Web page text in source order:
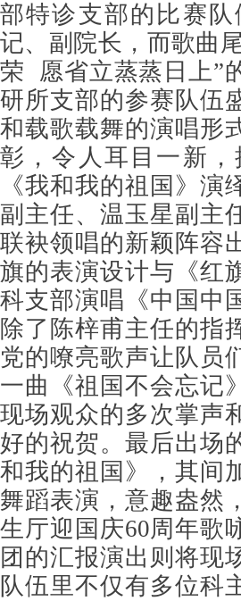
部特诊支部的比赛
记、副院长，而歌曲
荣 愿省立蒸蒸日上”
研所支部的参赛队伍
和载歌载舞的演唱形
彰，令人耳目一新
《我和我的祖国》
副主任、温玉星副主
联袂领唱的新颖阵容
旗的表演设计与《红
科支部演唱《中国中
除了陈梓甫主任的指
党的嘹亮歌声让队员
一曲《祖国不会忘记
现场观众的多次掌声
好的祝贺。最后出场
和我的祖国》，其间
舞蹈表演，意趣盎然
生厅迎国庆60周年歌
团的汇报演出则将现
队伍里不仅有多位科